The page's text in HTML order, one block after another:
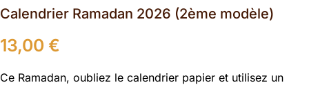
Calendrier Ramadan 2026 (2ème modèle)
13,00 €
Ce Ramadan, oubliez le calendrier papier et utilisez un